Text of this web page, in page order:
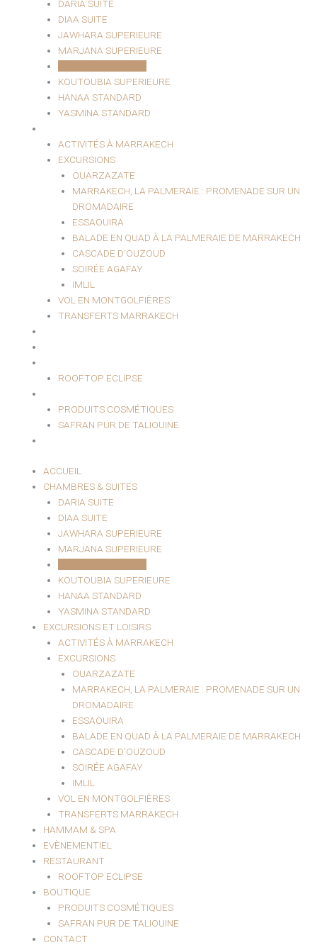
DARIA SUITE
DIAA SUITE
JAWHARA SUPERIEURE
MARJANA SUPERIEURE
KOUTOUBIA SUPERIEURE
HANAA STANDARD
YASMINA STANDARD
ACTIVITÉS À MARRAKECH
EXCURSIONS
OUARZAZATE
MARRAKECH, LA PALMERAIE : PROMENADE SUR UN
DROMADAIRE
ESSAOUIRA
BALADE EN QUAD À LA PALMERAIE DE MARRAKECH
CASCADE D’OUZOUD
SOIRÉE AGAFAY
IMLIL
VOL EN MONTGOLFIÈRES
TRANSFERTS MARRAKECH
ROOFTOP ECLIPSE
PRODUITS COSMÉTIQUES
SAFRAN PUR DE TALIOUINE
ACCUEIL
CHAMBRES & SUITES
DARIA SUITE
DIAA SUITE
JAWHARA SUPERIEURE
MARJANA SUPERIEURE
KOUTOUBIA SUPERIEURE
HANAA STANDARD
YASMINA STANDARD
EXCURSIONS ET LOISIRS
ACTIVITÉS À MARRAKECH
EXCURSIONS
OUARZAZATE
MARRAKECH, LA PALMERAIE : PROMENADE SUR UN
DROMADAIRE
ESSAOUIRA
BALADE EN QUAD À LA PALMERAIE DE MARRAKECH
CASCADE D’OUZOUD
SOIRÉE AGAFAY
IMLIL
VOL EN MONTGOLFIÈRES
TRANSFERTS MARRAKECH
HAMMAM & SPA
EVÈNEMENTIEL
RESTAURANT
ROOFTOP ECLIPSE
BOUTIQUE
PRODUITS COSMÉTIQUES
SAFRAN PUR DE TALIOUINE
CONTACT